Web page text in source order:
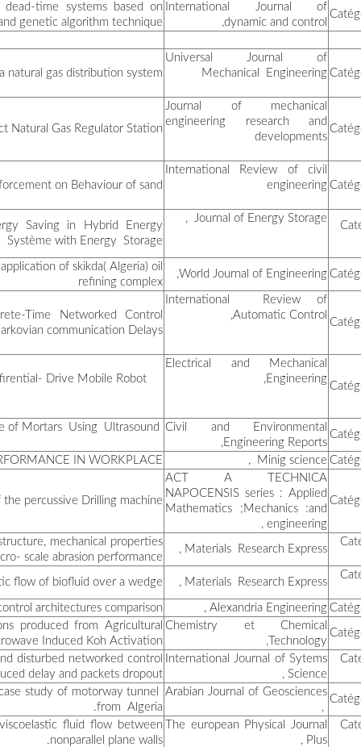
Identification and control
بويدة حسين
رواينية غاندي
Study of
ميساوي صبرينة
Efficient Energy
بوعكاز عبد الرؤوف
Analysis of risk and the
ايت اوفروخ لويزة
Improved Mode-
مطلاوي اسماعين
بوالزوالغ سمير
خالدي نصيرة
WELL-BEING AT عمراني مراد
رابوش زينة
Fe based (W,Ti)C S and
لخضاري شيد
Analytical مرابط عياش شهرة
STPA and Bowtie risk
بن ساسي شيماء
Removal of Methylene
كحول ابتسام
Improuved robust H∞ نفير نور الدين
3D numerical study of tow
نفلة جميل
Duan-Rach modified
قحقاح منير